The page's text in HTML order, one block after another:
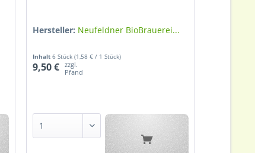
Hersteller: Neufeldner BioBrauerei...
Inhalt6 Stück(1,58 € / 1 Stück)
9,50 €
zzgl.
Pfand